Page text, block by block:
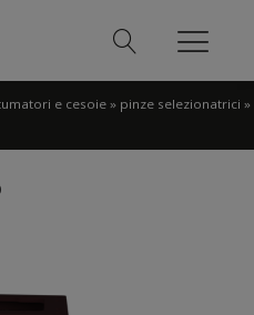
e cesoie» pinze selezionatrici »